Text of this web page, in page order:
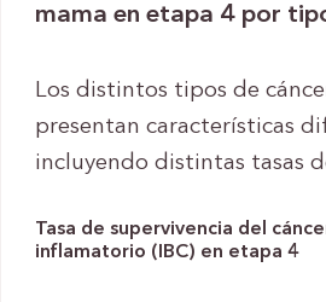
mama en etapa 4 por
Los distintos tipos de
presentan características
incluyendo distintas tasas
Tasa de supervivencia del
inflamatorio (IBC) en etapa 4